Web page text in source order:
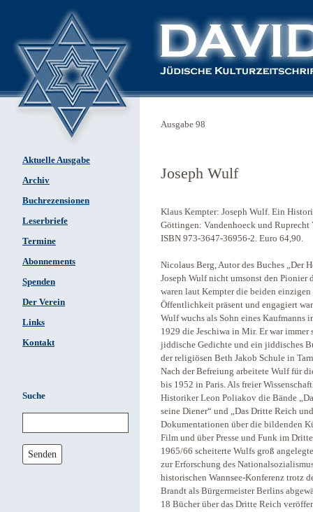
Aktuelle Ausgabe
Archiv
Buchrezensionen
Leserbriefe
Termine
Abonnements
Spenden
Der Verein
Links
Kontakt
Suche
Senden
Ausgabe 98
Joseph Wulf
Klaus Kempter: Joseph Wulf. Ein
Göttingen: Vandenhoeck und Ruprecht
ISBN 973-3647-36956-2. Euro 64,90.
Nicolaus Berg, Autor des Buches „Der
Joseph Wulf nicht umsonst den
waren laut Kempter die beiden
Öffentlichkeit präsent und engagiert
Wulf wuchs als Sohn eines Kaufmanns
1929 die Jeschiwa in Mir. Er war
jiddische Gedichte und ein jiddisches
der religiösen Beth Jakob Schule in
Nach der Befreiung arbeitete Wulf für
bis 1952 in Paris. Als freier
Historiker Leon Poliakov die Bände
seine Diener“ und „Das Dritte Reich
Dokumentationen über die bildenden
Film und über Presse und Funk im
1965/66 scheiterte Wulfs groß
zur Erforschung des
historischen Wannsee-Konferenz trotz
Brandt als Bürgermeister Berlins
18 Bücher über das Dritte Reich